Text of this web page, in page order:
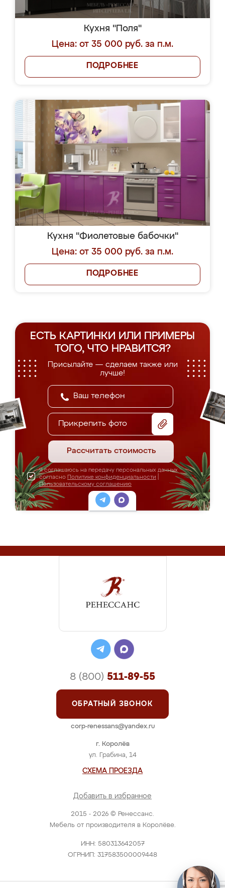
Кухня "Поля"
Цена: от 35 000 руб. за п.м.
ПОДРОБНЕЕ
Кухня "Фиолетовые бабочки"
Цена: от 35 000 руб. за п.м.
ПОДРОБНЕЕ
ЕСТЬ КАРТИНКИ ИЛИ ПРИМЕРЫ
ТОГО, ЧТО НРАВИТСЯ?
Присылайте — сделаем также или
лучше!
Прикрепить фото
Рассчитать стоимость
Я соглашаюсь на передачу персональных данных
согласно Политике конфиденциальности
Пользовательскому соглашению
2015 - 2026 © Ренессанс.
Мебель от производителя в Королёве.
ИНН: 580313642057
ОГРНИП: 317583500009448
г. Королёв
ул. Грабина, 14
СХЕМА ПРОЕЗДА
Добавить в избранное
8 (800) 511-89-55
ОБРАТНЫЙ ЗВОНОК
corp-renessans@yandex.ru